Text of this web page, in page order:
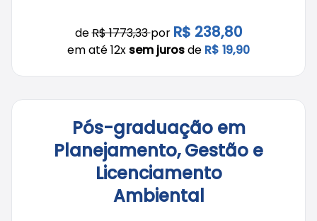
deR$ 1773,33por R$ 238,80
em até 12x sem jurosde R$ 19,90
Pós-graduação em
Planejamento, Gestão e
Licenciamento
Ambiental